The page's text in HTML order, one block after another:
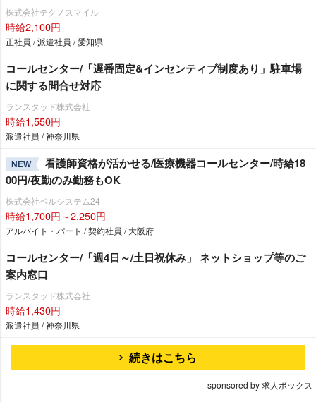
株式会社テクノスマイル
時給2,100円
正社員 / 派遣社員 / 愛知県
コールセンター/「遅番固定&インセンティブ制度あり」駐車場
に関する問合せ対応
ランスタッド株式会社
時給1,550円
派遣社員 / 神奈川県
NEW
看護師資格が活かせる/医療機器コールセンター/時給18
00円/夜勤のみ勤務もOK
株式会社ベルシステム24
時給1,700円～2,250円
アルバイト・パート / 契約社員 / 大阪府
コールセンター/「週4日～/土日祝休み」 ネットショップ等のご
案内窓口
ランスタッド株式会社
時給1,430円
派遣社員 / 神奈川県
続きはこちら
sponsored by 求人ボックス